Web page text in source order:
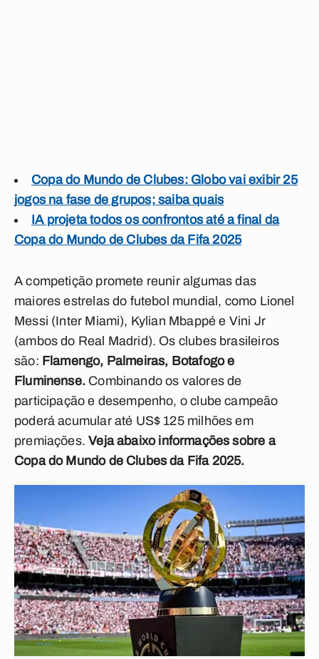
Copa do Mundo de Clubes: Globo vai exibir 25
jogos na fase de grupos; saiba quais
IA projeta todos os confrontos até a final da
Copa do Mundo de Clubes da Fifa 2025
A competição promete reunir algumas das
maiores estrelas do futebol mundial, como Lionel
Messi (Inter Miami), Kylian Mbappé e Vini Jr
(ambos do Real Madrid). Os clubes brasileiros
são: Flamengo, Palmeiras, Botafogo e
Fluminense. Combinando os valores de
participação e desempenho, o clube campeão
poderá acumular até US$ 125 milhões em
premiações.Veja abaixo informações sobre a
Copa do Mundo de Clubes da Fifa 2025.